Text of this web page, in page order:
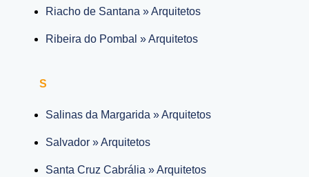
Riacho de Santana » Arquitetos
Ribeira do Pombal » Arquitetos
S
Salinas da Margarida » Arquitetos
Salvador » Arquitetos
Santa Cruz Cabrália » Arquitetos